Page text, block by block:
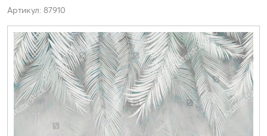
Артикул: 87910